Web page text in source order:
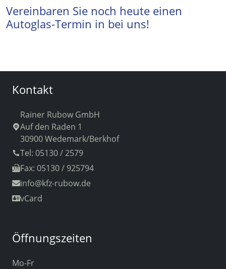
Vereinbaren Sie noch heute einen
Autoglas-Termin in bei uns!
Kontakt
Rainer Rubow GmbH
Auf den Raden 1
30900 Wedemark/Berkhof
Tel: 05130 / 2579
Fax: 05130 / 925794
info@kfz-rubow.de
vCard
Öffnungszeiten
Mo-Fr